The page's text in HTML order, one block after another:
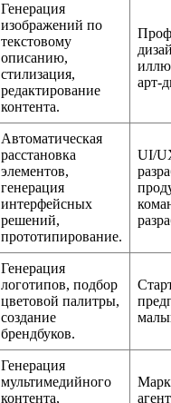
Генерация
изображений по
текстовому
описанию,
стилизация,
редактирование
контента.
арт-
Автоматическая
расстановка
элементов,
генерация
интерфейсных
решений,
прототипирование.
UI/
Генерация
логотипов, подбор
цветовой палитры,
создание
брендбуков.
Генерация
мультимедийного
контента,